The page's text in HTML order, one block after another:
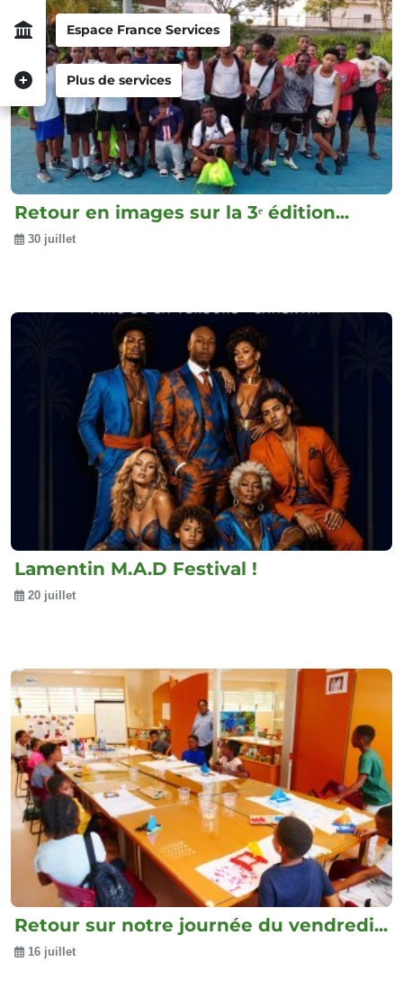
Espace France Services
Plus de services
Retour en images sur la 3ᵉ édition...
30 juillet
Lamentin M.A.D Festival !
20 juillet
Retour sur notre journée du vendredi...
16 juillet